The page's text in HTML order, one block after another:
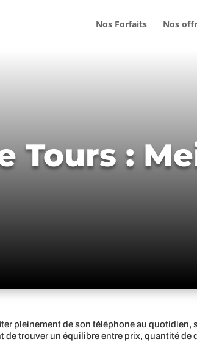
Nos Forfaits Nos
Tours :
pleinement de son téléphone au quotidien,
trouver un équilibre entre prix, quantité de